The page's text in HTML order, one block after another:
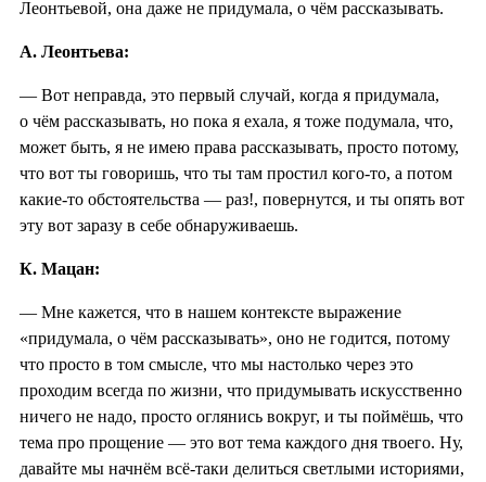
Леонтьевой, она даже не придумала, о чём рассказывать.
А. Леонтьева:
— Вот неправда, это первый случай, когда я придумала,
о чём рассказывать, но пока я ехала, я тоже подумала, что,
может быть, я не имею права рассказывать, просто потому,
что вот ты говоришь, что ты там простил кого-то, а потом
какие-то обстоятельства — раз!, повернутся, и ты опять вот
эту вот заразу в себе обнаруживаешь.
К. Мацан:
— Мне кажется, что в нашем контексте выражение
«придумала, о чём рассказывать», оно не годится, потому
что просто в том смысле, что мы настолько через это
проходим всегда по жизни, что придумывать искусственно
ничего не надо, просто оглянись вокруг, и ты поймёшь, что
тема про прощение — это вот тема каждого дня твоего. Ну,
давайте мы начнём всё-таки делиться светлыми историями,